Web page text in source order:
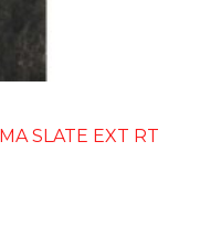
SLATE EXT RT